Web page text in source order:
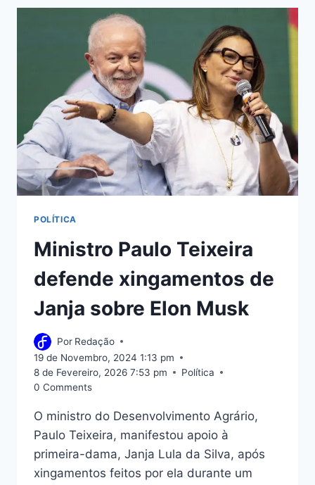
E
CONQUISTA
A
SUPERCOPA
2026
POLÍTICA
Ministro Paulo Teixeira
defende xingamentos de
Janja sobre Elon Musk
Por Redação
19 de Novembro, 2024 1:13 pm
8 de Fevereiro, 2026 7:53 pm
Política
0 Comments
O ministro do Desenvolvimento Agrário,
Paulo Teixeira, manifestou apoio à
primeira-dama, Janja Lula da Silva, após
xingamentos feitos por ela durante um